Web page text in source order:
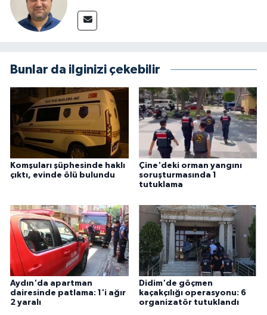
Bunlar da ilginizi çekebilir
Komşuları şüphesinde haklı
çıktı, evinde ölü bulundu
Çine'deki orman yangını
soruşturmasında 1
tutuklama
Aydın'da apartman
dairesinde patlama: 1'i ağır
2 yaralı
Didim'de göçmen
kaçakçılığı operasyonu: 6
organizatör tutuklandı